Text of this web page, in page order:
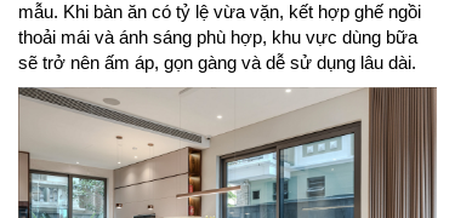
mẫu. Khi bàn ăn có tỷ lệ vừa vặn, kết hợp ghế ngồi
thoải mái và ánh sáng phù hợp, khu vực dùng bữa
sẽ trở nên ấm áp, gọn gàng và dễ sử dụng lâu dài.